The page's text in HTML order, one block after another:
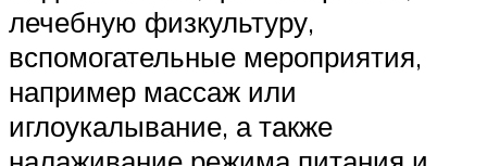
лечебную физкультуру,
вспомогательные мероприятия,
например массаж или
иглоукалывание, а также